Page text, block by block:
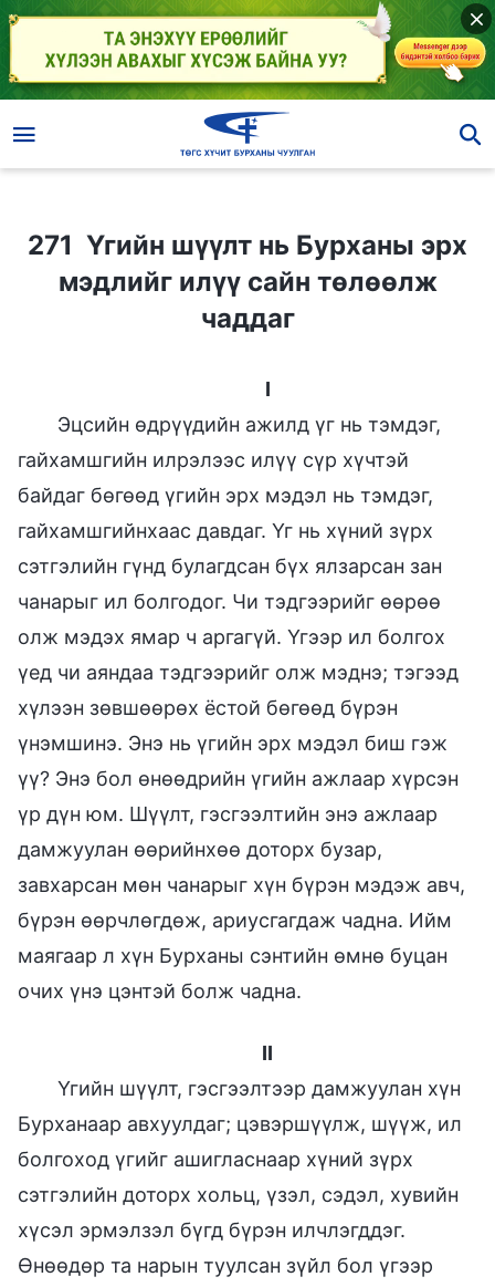
271 Үгийн шүүлт нь Бурханы эрх
мэдлийг илүү сайн төлөөлж
чаддаг
I
Эцсийн өдрүүдийн ажилд үг нь тэмдэг,
гайхамшгийн илрэлээс илүү сүр хүчтэй
байдаг бөгөөд үгийн эрх мэдэл нь тэмдэг,
гайхамшгийнхаас давдаг. Үг нь хүний зүрх
сэтгэлийн гүнд булагдсан бүх ялзарсан зан
чанарыг ил болгодог. Чи тэдгээрийг өөрөө
олж мэдэх ямар ч аргагүй. Үгээр ил болгох
үед чи аяндаа тэдгээрийг олж мэднэ; тэгээд
хүлээн зөвшөөрөх ёстой бөгөөд бүрэн
үнэмшинэ. Энэ нь үгийн эрх мэдэл биш гэж
үү? Энэ бол өнөөдрийн үгийн ажлаар хүрсэн
үр дүн юм. Шүүлт, гэсгээлтийн энэ ажлаар
дамжуулан өөрийнхөө доторх бузар,
завхарсан мөн чанарыг хүн бүрэн мэдэж авч,
бүрэн өөрчлөгдөж, ариусгагдаж чадна. Ийм
маягаар л хүн Бурханы сэнтийн өмнө буцан
очих үнэ цэнтэй болж чадна.
II
Үгийн шүүлт, гэсгээлтээр дамжуулан хүн
Бурханаар авхуулдаг; цэвэршүүлж, шүүж, ил
болгоход үгийг ашигласнаар хүний зүрх
сэтгэлийн доторх хольц, үзэл, сэдэл, хувийн
хүсэл эрмэлзэл бүгд бүрэн илчлэгддэг.
Өнөөдөр та нарын туулсан зүйл бол үгээр